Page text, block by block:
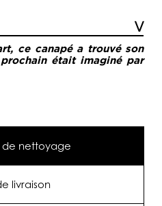
ce canapé a trouvé son
était imaginé par
de nettoyage
livraison